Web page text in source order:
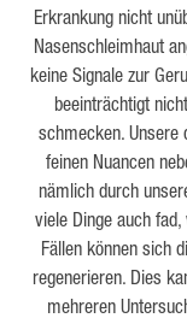
Erkrankung nicht
Nasenschleimhaut
keine Signale zur
beeinträchtigt
schmecken. Unsere
feinen Nuancen
nämlich durch
viele Dinge auch
Fällen können sich
regenerieren. Dies
mehreren